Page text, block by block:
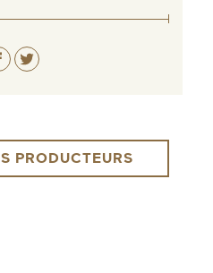
PRODUCTEURS